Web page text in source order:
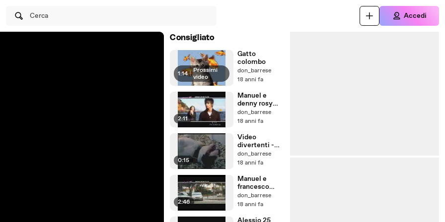
Cerca Accedi
Consigliato
1:14 | Prossimi
video
Gatto
colombo
don_barrese
18 anni fa
2:11
Manuel e
denny rosy
una storia
impossibile
don_barrese
18 anni fa
0:15
Video
divertenti -
cane corre
dietro al
cava?
don_barrese
18 anni fa
2:46
Manuel e
francesco
franzese
don_barrese
18 anni fa